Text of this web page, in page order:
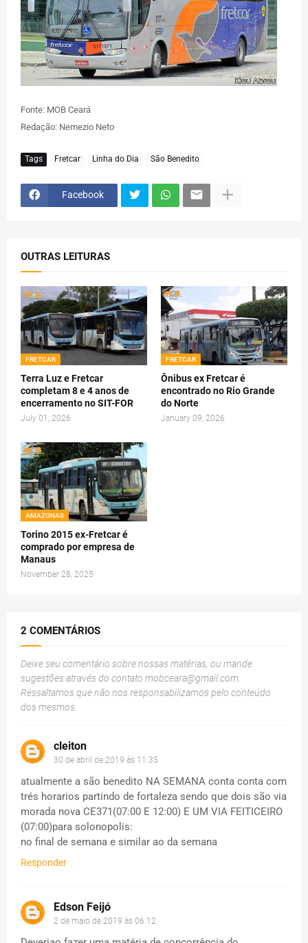
Fonte: MOB Ceará
Redação: Nemezio Neto
Tags Fretcar Linha do Dia São Benedito
Facebook
OUTRAS LEITURAS
FRETCAR
Terra Luz e Fretcar
completam 8 e 4 anos de
encerramento no SIT-FOR
July 01, 2026
FRETCAR
Ônibus ex Fretcar é
encontrado no Rio Grande
do Norte
January 09, 2026
AMAZONAS
Torino 2015 ex-Fretcar é
comprado por empresa de
Manaus
November 28, 2025
2 COMENTÁRIOS
Deixe seu comentário sobre nossas matérias, ou mande
sugestões através do contato mobceara@gmail.com
Ressaltamos que não nos responsabilizamos pelo conteúdo
dos mesmos.
cleiton
30 de abril de 2019 às 11:35
atualmente a são benedito NA SEMANA conta conta com
trés horarios partindo de fortaleza sendo que dois são via
morada nova CE371(07:00 E 12:00) E UM VIA FEITICEIRO
(07:00)para solonopolis:
no final de semana e similar ao da semana
Responder
Edson Feijó
2 de maio de 2019 às 06:12